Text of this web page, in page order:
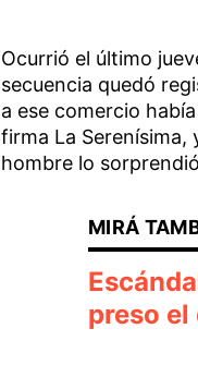
Ocurrió el último
secuencia quedó
a ese comercio
firma La Serenísima,
hombre lo
preso